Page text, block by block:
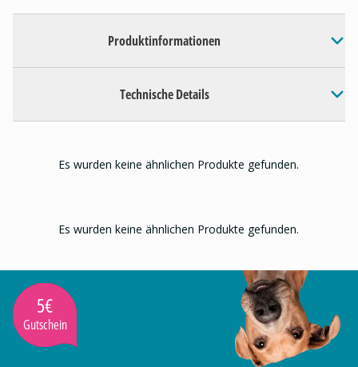
Produktinformationen
Technische Details
Es wurden keine ähnlichen Produkte gefunden.
Es wurden keine ähnlichen Produkte gefunden.
5€
Gutschein